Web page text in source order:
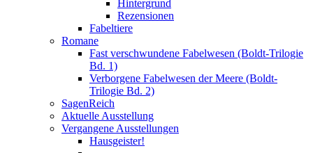
Hintergrund
Rezensionen
Fabeltiere
Romane
Fast verschwundene Fabelwesen (Boldt-Trilogie
Bd. 1)
Verborgene Fabelwesen der Meere (Boldt-
Trilogie Bd. 2)
SagenReich
Aktuelle Ausstellung
Vergangene Ausstellungen
Hausgeister!